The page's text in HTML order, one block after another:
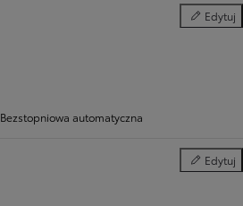
Edytuj
Napęd
Bezstopniowa automatyczna
Edytuj
Kolor